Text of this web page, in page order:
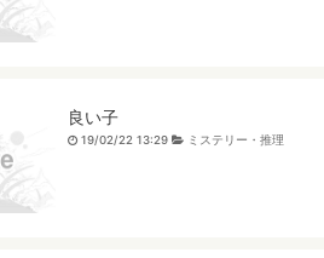
良い子
19/02/22 13:29 ミステリー・推理